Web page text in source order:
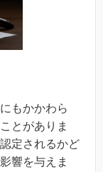
もかかわら
とがありま
定されるかど
響を与えま